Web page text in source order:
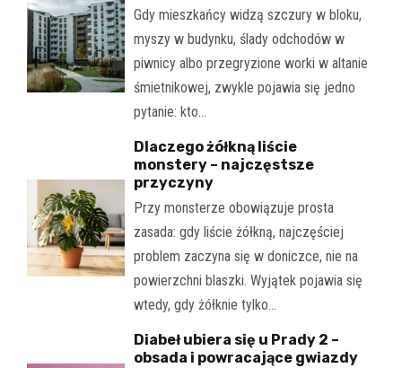
Gdy mieszkańcy widzą szczury w bloku,
myszy w budynku, ślady odchodów w
piwnicy albo przegryzione worki w altanie
śmietnikowej, zwykle pojawia się jedno
pytanie: kto…
Dlaczego żółkną liście
monstery – najczęstsze
przyczyny
Przy monsterze obowiązuje prosta
zasada: gdy liście żółkną, najczęściej
problem zaczyna się w doniczce, nie na
powierzchni blaszki. Wyjątek pojawia się
wtedy, gdy żółknie tylko…
Diabeł ubiera się u Prady 2 –
obsada i powracające gwiazdy